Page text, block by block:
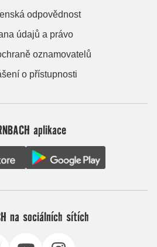
odpovědnost
údajů a právo
oznamovatelů
o přístupnosti
aplikace
na sociálních sítích